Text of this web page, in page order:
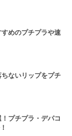
めのプチプラや速
ないリップをプチ
プチプラ・デパコ